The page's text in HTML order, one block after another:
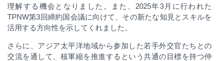
理解する機会となりました。また、 2025年3月に行われた
TPNW第3回締約国会議に向けて、その新たな知見とスキルを
活用する方向性を示してくれました。
さらに、アジア太平洋地域から参加した若手外交官たちとの
交流を通して、核軍縮を推進するという共通の目標を持つ仲